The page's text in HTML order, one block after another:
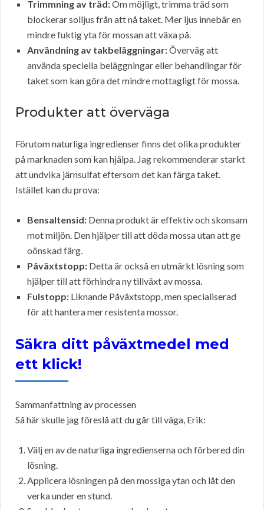
Trimmning av träd:Om möjligt, trimma träd som
blockerar solljus från att nå taket. Mer ljus innebär en
mindre fuktig yta för mossan att växa på.
Användning av takbeläggningar:Överväg att
använda speciella beläggningar eller behandlingar för
taket som kan göra det mindre mottagligt för mossa.
Produkter att överväga
Förutom naturliga ingredienser finns det olika produkter
på marknaden som kan hjälpa. Jag rekommenderar starkt
att undvika järnsulfat eftersom det kan färga taket.
Istället kan du prova:
Bensaltensid: Denna produkt är effektiv och skonsam
mot miljön. Den hjälper till att döda mossa utan att ge
oönskad färg.
Påväxtstopp: Detta är också en utmärkt lösning som
hjälper till att förhindra ny tillväxt av mossa.
Fulstopp: Liknande Påväxtstopp, men specialiserad
för att hantera mer resistenta mossor.
Säkra ditt påväxtmedel med
ett klick!
Sammanfattning av processen
Så här skulle jag föreslå att du går till väga, Erik:
Välj en av de naturliga ingredienserna och förbered din
lösning.
Applicera lösningen på den mossiga ytan och låt den
verka under en stund.